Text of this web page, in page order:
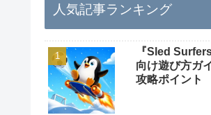
人気記事ランキング
『Sled
向け遊び方ガ
攻略ポイント